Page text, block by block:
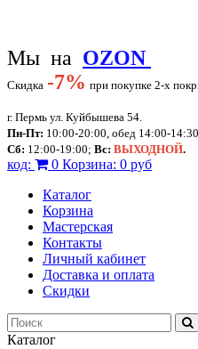
Мы на OZON
Скидка -7% при покупке 2-х
г. Пермь ул. Куйбышева 54.
Пн-Пт: 10:00-20:00, обед 14:00-
Сб: 12:00-19:00; Вс: ВЫХОДНОЙ.
код: 0 Корзина: 0 руб
Каталог
Корзина
Мастерская
Контакты
Личный кабинет
Доставка и оплата
Скидки
Каталог